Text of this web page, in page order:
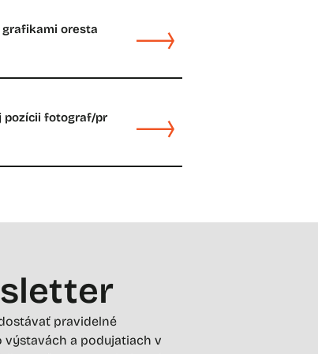
oresta
pozícii fotograf/pr
pravidelné
výstavách a podujatiach v